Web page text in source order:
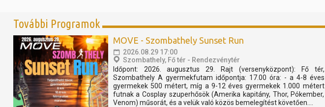
További Programok
MOVE - Szombathely Sunset Run
2026.08.29 17:00
Szombathely, Fő tér - Rendezvénytér
Időpont: 2026. augusztus 29. Rajt (versenyközpont): Fő tér,
Szombathely A gyermekfutam időpontja: 17.00 óra: - a 4-8 éves
gyermekek 500 métert, míg a 9-12 éves gyermekek 1.000 métert
futnak a Cosplay szuperhősök (Amerika kapitány, Thor, Pókember,
Venom) műsorát, és a velük való közös bemelegítést követően....